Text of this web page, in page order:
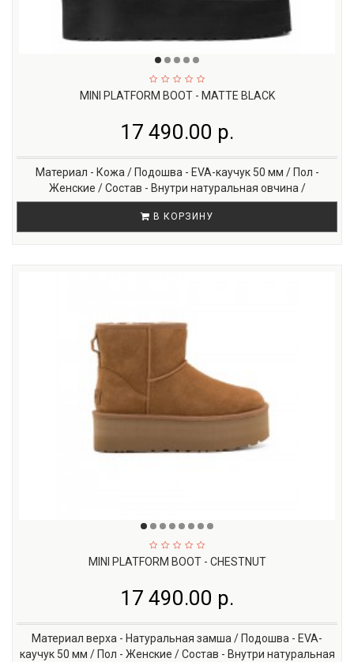
MINI PLATFORM BOOT - MATTE BLACK
17 490.00 р.
Материал - Кожа / Подошва - EVA-каучук 50 мм / Пол -
Женские / Состав - Внутри натуральная овчина /
В КОРЗИНУ
MINI PLATFORM BOOT - CHESTNUT
17 490.00 р.
Материал верха - Натуральная замша / Подошва - EVA-
каучук 50 мм / Пол - Женские / Состав - Внутри натуральная